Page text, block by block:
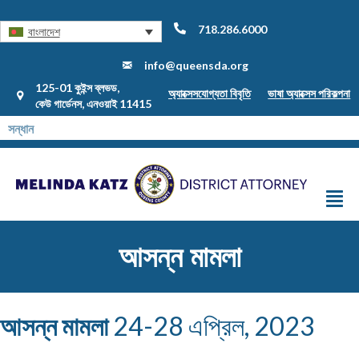
বাংলাদেশ 718.286.6000
info@queensda.org
125-01 কুইন্স ব্লভড,
কেউ গার্ডেনস, এনওয়াই 11415
অ্যাক্সেসযোগ্যতা বিবৃতি ভাষা অ্যাক্সেস পরিকল্পনা
আসন্ন মামলা
আসন্ন মামলা 24-28 এপ্রিল, 2023